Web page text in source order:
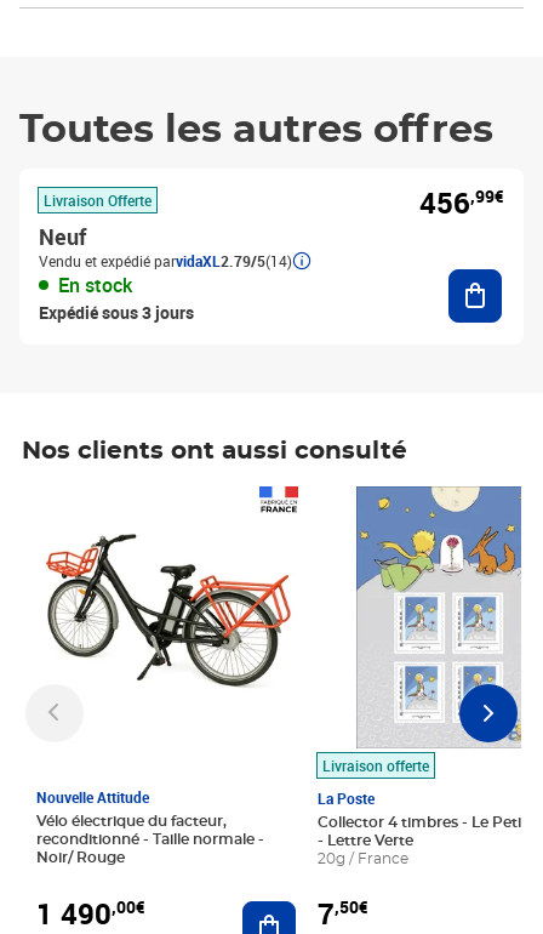
Toutes les autres offres
Livraison Offerte
Neuf
Vendu et expédié parvidaXL 2.79/5(14)
En stock
Expédié sous 3 jours
456,99€
Nos clients ont aussi consulté
Nouvelle Attitude
Vélo électrique du facteur,
reconditionné - Taille normale -
Noir/ Rouge
1 490,00€ Ajouter au panier
Livraison offerte
La Poste
Collector 4 timbres - Le Petit
- Lettre Verte
20g / France
7,50€
Prix 7,50€